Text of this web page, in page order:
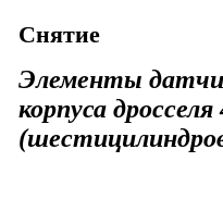
Снятие
Элементы
корпуса